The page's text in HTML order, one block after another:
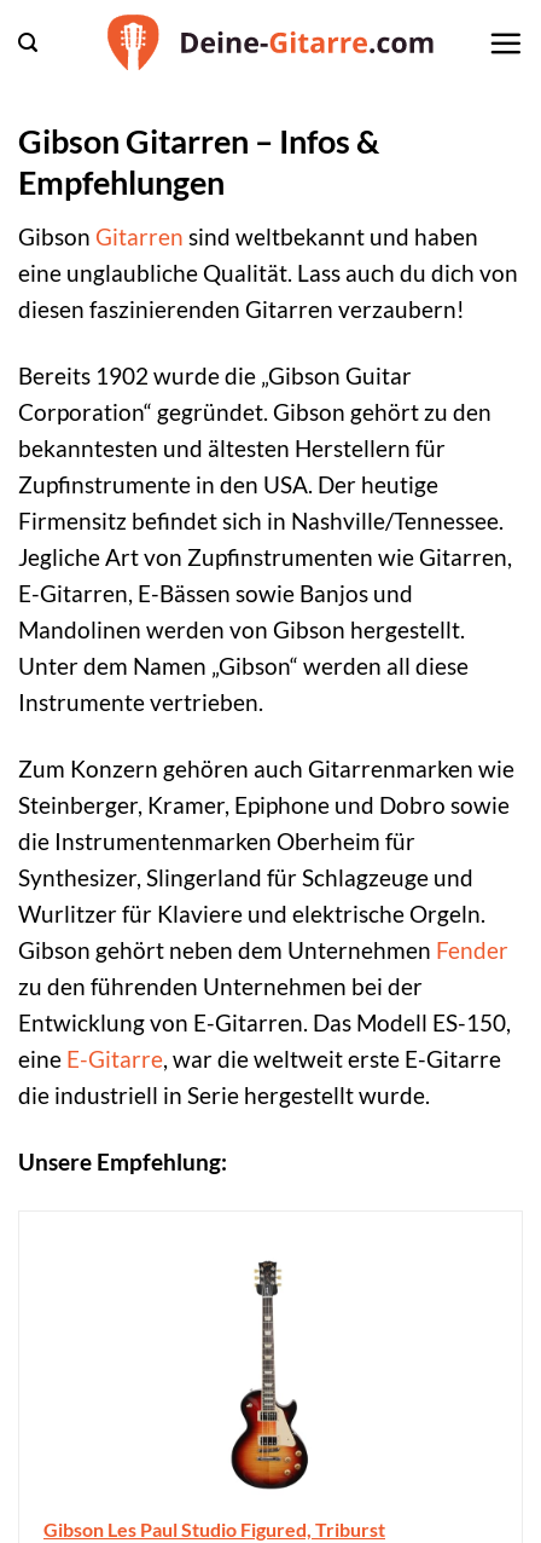
Inhalt
Gibson Gitarren – Infos &
Empfehlungen
Gibson Gitarren sind weltbekannt und haben
eine unglaubliche Qualität. Lass auch du dich von
diesen faszinierenden Gitarren verzaubern!
Bereits 1902 wurde die „Gibson Guitar
Corporation“ gegründet. Gibson gehört zu den
bekanntesten und ältesten Herstellern für
Zupfinstrumente in den USA. Der heutige
Firmensitz befindet sich in Nashville/Tennessee.
Jegliche Art von Zupfinstrumenten wie Gitarren,
E-Gitarren, E-Bässen sowie Banjos und
Mandolinen werden von Gibson hergestellt.
Unter dem Namen „Gibson“ werden all diese
Instrumente vertrieben.
Zum Konzern gehören auch Gitarrenmarken wie
Steinberger, Kramer, Epiphone und Dobro sowie
die Instrumentenmarken Oberheim für
Synthesizer, Slingerland für Schlagzeuge und
Wurlitzer für Klaviere und elektrische Orgeln.
Gibson gehört neben dem Unternehmen Fender
zu den führenden Unternehmen bei der
Entwicklung von E-Gitarren. Das Modell ES-150,
eine E-Gitarre, war die weltweit erste E-Gitarre
die industriell in Serie hergestellt wurde.
Unsere Empfehlung:
Gibson Les Paul Studio Figured, Triburst